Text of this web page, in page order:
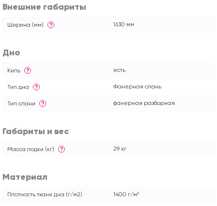
Внешние габариты
Ширина (мм) ? 1630 мм
Дно
Киль ? есть
Тип дна ? Фанерная слань
Тип слани ? фанерная разборная
Габариты и вес
Масса лодки (кг) ? 29 кг
Материал
Плотность ткани дна (г/м2) 1400 г/м²